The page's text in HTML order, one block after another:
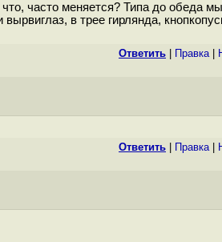
часто меняется? Типа до обеда
в трее гирлянда,
Ответить Правка|
Ответить Правка|